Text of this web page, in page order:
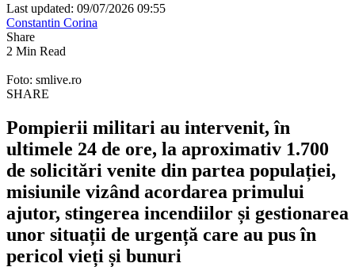
Last updated: 09/07/2026 09:55
Constantin Corina
Share
2 Min Read
Foto: smlive.ro
SHARE
Pompierii militari au intervenit, în
ultimele 24 de ore, la aproximativ 1.700
de solicitări venite din partea populației,
misiunile vizând acordarea primului
ajutor, stingerea incendiilor și gestionarea
unor situații de urgență care au pus în
pericol vieți și bunuri